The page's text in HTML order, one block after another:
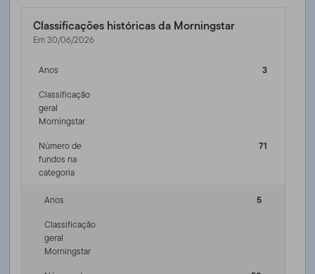
Classificações históricas da Morningstar
Em 30/06/2026
Anos
3
Classificação
geral
Morningstar
Número de
fundos na
categoria
71
Anos
5
Classificação
geral
Morningstar